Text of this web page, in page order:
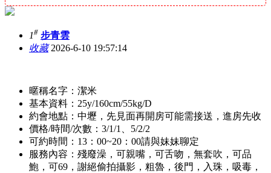
1# 步青雲
收藏2026-6-10 19:57:14
暱稱名字：潔米
基本資料：25y/160cm/55kg/D
約會地點：中壢，先見面再開房可能需接送，進房先收
價格/時間/次數：3/1/1、5/2/2
可約時間：13：00~20：00請與妹妹聊定
服務內容：殘廢澡，可親嘴，可舌吻，無套吹，可品
鮑，可69，謝絕偷拍攝影，粗魯，後門，入珠，吸毒，